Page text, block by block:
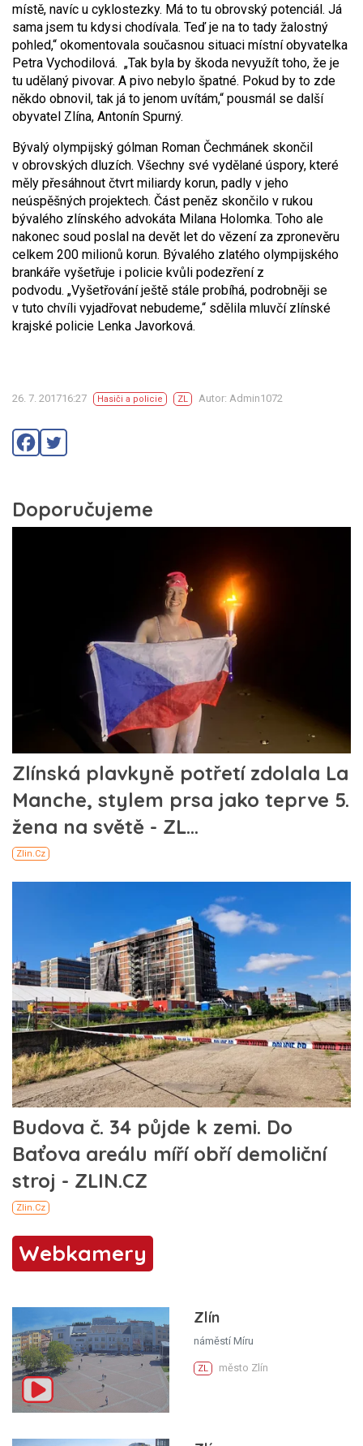
místě, navíc u cyklostezky. Má to tu obrovský potenciál. Já
sama jsem tu kdysi chodívala. Teď je na to tady žalostný
pohled,“ okomentovala současnou situaci místní obyvatelka
Petra Vychodilová. „Tak byla by škoda nevyužít toho, že je
tu udělaný pivovar. A pivo nebylo špatné. Pokud by to zde
někdo obnovil, tak já to jenom uvítám,“ pousmál se další
obyvatel Zlína, Antonín Spurný.
Bývalý olympijský gólman Roman Čechmánek skončil
v obrovských dluzích. Všechny své vydělané úspory, které
měly přesáhnout čtvrt miliardy korun, padly v jeho
neúspěšných projektech. Část peněz skončilo v rukou
bývalého zlínského advokáta Milana Holomka. Toho ale
nakonec soud poslal na devět let do vězení za zpronevěru
celkem 200 milionů korun. Bývalého zlatého olympijského
brankáře vyšetřuje i policie kvůli podezření z
podvodu. „Vyšetřování ještě stále probíhá, podrobněji se
v tuto chvíli vyjadřovat nebudeme,“ sdělila mluvčí zlínské
krajské policie Lenka Javorková.
26. 7. 201716:27 Hasiči a policie ZL Autor: Admin1072
Webkamery
Zlín
náměstí Míru
ZL město Zlín